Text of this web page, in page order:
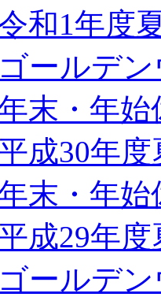
和1年度
ゴールデ
末・年
成30年
末・年
成29年
ゴールデ